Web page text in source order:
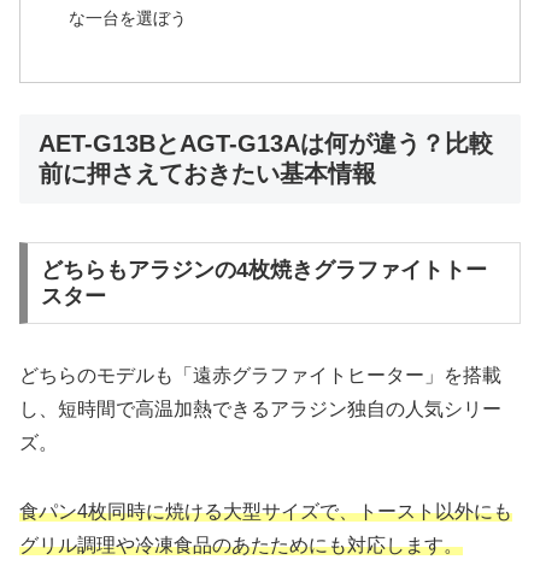
な一台を選ぼう
AET-G13BとAGT-G13Aは何が違う？比較
前に押さえておきたい基本情報
どちらもアラジンの4枚焼きグラファイトトー
スター
どちらのモデルも「遠赤グラファイトヒーター」を搭載
し、短時間で高温加熱できるアラジン独自の人気シリー
ズ。
食パン4枚同時に焼ける大型サイズで、トースト以外にも
グリル調理や冷凍食品のあたためにも対応します。